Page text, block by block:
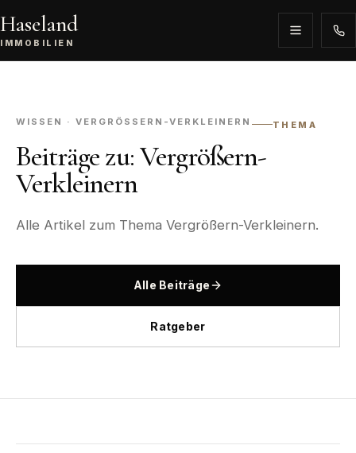
Haseland
IMMOBILIEN
WISSEN · VERGRÖSSERN-VERKLEINERN THEMA
Beiträge zu: Vergrößern-
Verkleinern
Alle Artikel zum Thema Vergrößern-Verkleinern.
Alle Beiträge
Ratgeber